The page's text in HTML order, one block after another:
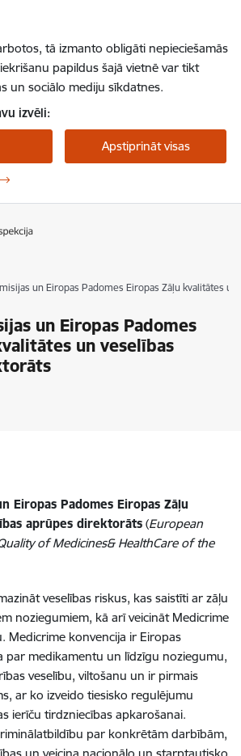
tā izmanto obligāti nepieciešamās
papildus šajā vietnē var tikt
un sociālo mediju sīkdatnes.
izvēli:
Apstiprināt visas
un Eiropas Padomes Eiropas Zāļu kvalitātes
un Eiropas Padomes
un veselības
Eiropas Padomes Eiropas Zāļu
aprūpes direktorāts (European
of Medicines& HealthCare of the
veselības riskus, kas saistīti ar zāļu
noziegumiem, kā arī veicināt Medicrime
Medicrime konvencija ir Eiropas
par medikamentu un līdzīgu noziegumu,
veselību, viltošanu un ir pirmais
ar ko izveido tiesisko regulējumu
ierīču tirdzniecības apkarošanai.
par konkrētām darbībām,